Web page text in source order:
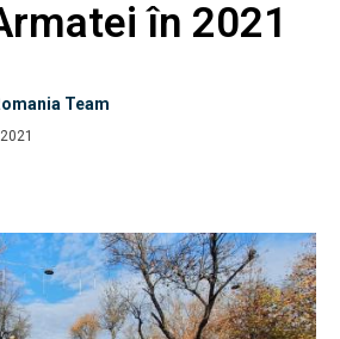
în 2021
Team